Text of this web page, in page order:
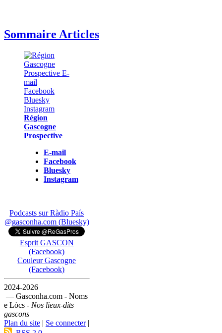
Sommaire Articles
Région
Gascogne
Prospective
E-mail
Facebook
Bluesky
Instagram
Podcasts sur Ràdio País
@gasconha.com (Bluesky)
Esprit GASCON
(Facebook)
Couleur Gascogne
(Facebook)
2024-2026
— Gasconha.com - Noms
e Lòcs - Nos lieux-dits
gascons
Plan du site | Se connecter|